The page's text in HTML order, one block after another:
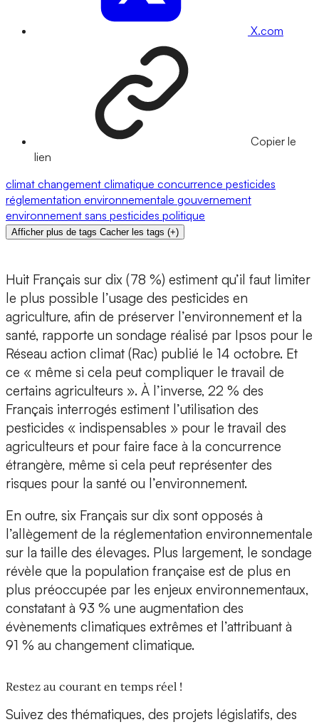
X.com
Copier le
lien
climat changement climatique concurrence pesticides
réglementation environnementale gouvernement
environnement sans pesticides politique
Afficher plus de tags Cacher les tags (+)
Huit Français sur dix (78 %) estiment qu’il faut limiter
le plus possible l’usage des pesticides en
agriculture, afin de préserver l’environnement et la
santé, rapporte un sondage réalisé par Ipsos pour le
Réseau action climat (Rac) publié le 14 octobre. Et
ce « même si cela peut compliquer le travail de
certains agriculteurs ». À l’inverse, 22 % des
Français interrogés estiment l’utilisation des
pesticides « indispensables » pour le travail des
agriculteurs et pour faire face à la concurrence
étrangère, même si cela peut représenter des
risques pour la santé ou l’environnement.
En outre, six Français sur dix sont opposés à
l’allègement de la réglementation environnementale
sur la taille des élevages. Plus largement, le sondage
révèle que la population française est de plus en
plus préoccupée par les enjeux environnementaux,
constatant à 93 % une augmentation des
évènements climatiques extrêmes et l’attribuant à
91 % au changement climatique.
Restez au courant en temps réel !
Suivez des thématiques, des projets législatifs, des